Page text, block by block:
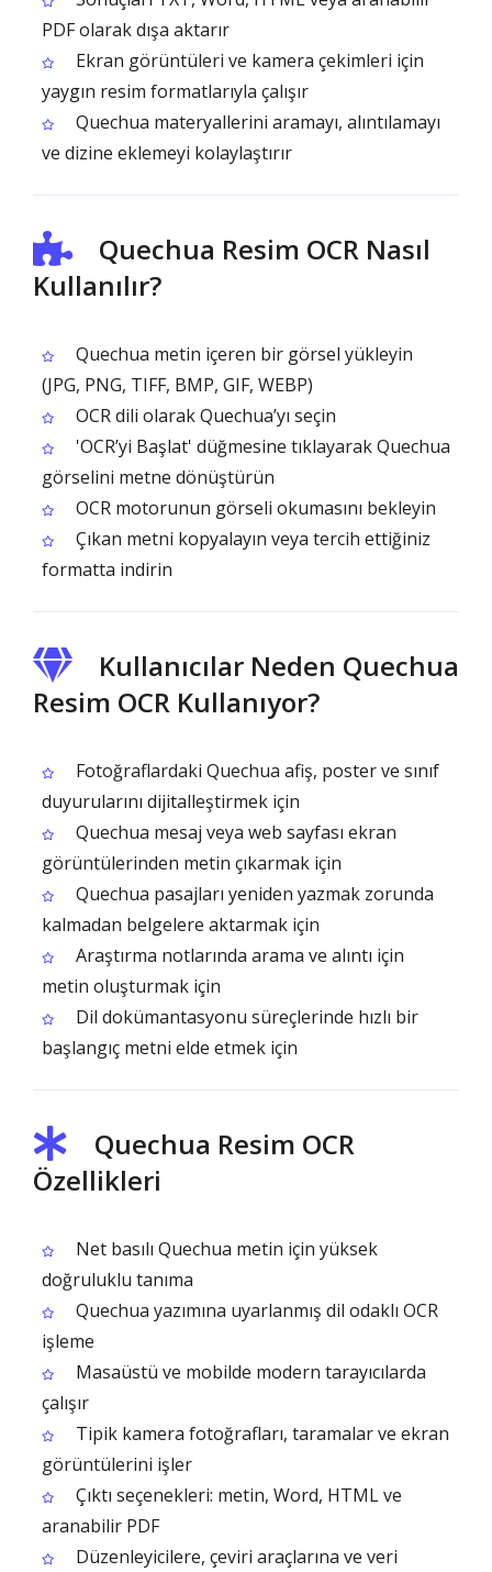
PDF olarak dışa aktarır
Ekran görüntüleri ve kamera çekimleri için
yaygın resim formatlarıyla çalışır
Quechua materyallerini aramayı, alıntılamayı
ve dizine eklemeyi kolaylaştırır
Quechua Resim OCR Nasıl
Kullanılır?
Quechua metin içeren bir görsel yükleyin
(JPG, PNG, TIFF, BMP, GIF, WEBP)
OCR dili olarak Quechua’yı seçin
'OCR’yi Başlat' düğmesine tıklayarak Quechua
görselini metne dönüştürün
OCR motorunun görseli okumasını bekleyin
Çıkan metni kopyalayın veya tercih ettiğiniz
formatta indirin
Kullanıcılar Neden Quechua
Resim OCR Kullanıyor?
Fotoğraflardaki Quechua afiş, poster ve sınıf
duyurularını dijitalleştirmek için
Quechua mesaj veya web sayfası ekran
görüntülerinden metin çıkarmak için
Quechua pasajları yeniden yazmak zorunda
kalmadan belgelere aktarmak için
Araştırma notlarında arama ve alıntı için
metin oluşturmak için
Dil dokümantasyonu süreçlerinde hızlı bir
başlangıç metni elde etmek için
Quechua Resim OCR
Özellikleri
Net basılı Quechua metin için yüksek
doğruluklu tanıma
Quechua yazımına uyarlanmış dil odaklı OCR
işleme
Masaüstü ve mobilde modern tarayıcılarda
çalışır
Tipik kamera fotoğrafları, taramalar ve ekran
görüntülerini işler
Çıktı seçenekleri: metin, Word, HTML ve
aranabilir PDF
Düzenleyicilere, çeviri araçlarına ve veri